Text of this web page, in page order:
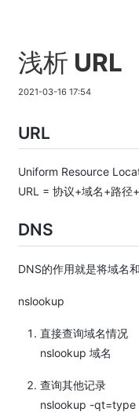
浅析 URL
2021-03-16 17:54
URL
Uniform Resource
URL = 协议+域名+路径
DNS
DNS的作用就是将域名
nslookup
直接查询域名情况
nslookup 域名
查询其他记录
nslookup -qt=type